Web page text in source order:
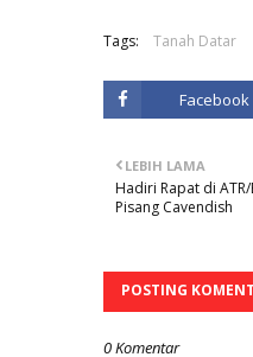
Tags: Tanah Datar
Facebook
LEBIH LAMA
Hadiri Rapat di
Pisang Cavendish
POSTING
0 Komentar